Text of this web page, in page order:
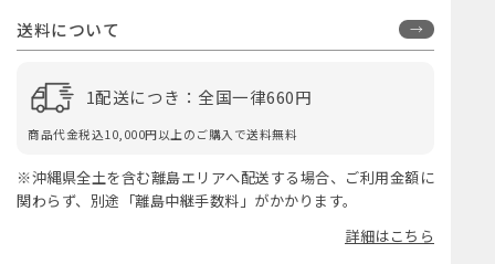
送料について
1配送につき：全国一律660円
商品代金税込10,000円以上のご購入で送料無料
※沖縄県全土を含む離島エリアへ配送する場合、ご利用金額に
関わらず、別途「離島中継手数料」がかかります。
詳細はこちら